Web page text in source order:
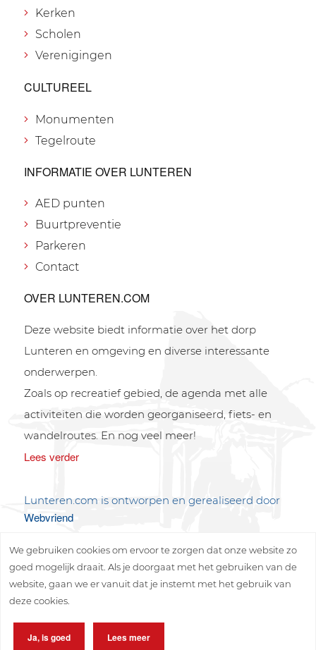
Kerken
Scholen
Verenigingen
CULTUREEL
Monumenten
Tegelroute
INFORMATIE OVER LUNTEREN
AED punten
Buurtpreventie
Parkeren
Contact
OVER LUNTEREN.COM
Deze website biedt informatie over het dorp
Lunteren en omgeving en diverse interessante
onderwerpen.
Zoals op recreatief gebied, de agenda met alle
activiteiten die worden georganiseerd, fiets- en
wandelroutes. En nog veel meer!
Lees verder
Lunteren.com is ontworpen en gerealiseerd door
Webvriend
We gebruiken cookies om ervoor te zorgen dat onze website zo
goed mogelijk draait. Als je doorgaat met het gebruiken van de
website, gaan we er vanuit dat je instemt met het gebruik van
deze cookies.
Ja, is goed Lees meer